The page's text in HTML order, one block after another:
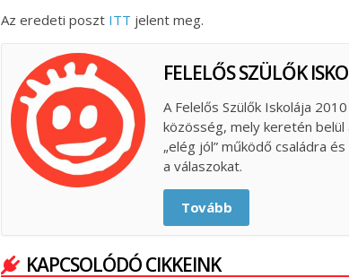
Az eredeti poszt ITT jelent meg.
FELELŐS SZÜLŐK
A Felelős Szülők Iskolája
közösség, mely keretén
„elég jól” működő családra
a válaszokat.
Tovább
KAPCSOLÓDÓ CIKKEINK